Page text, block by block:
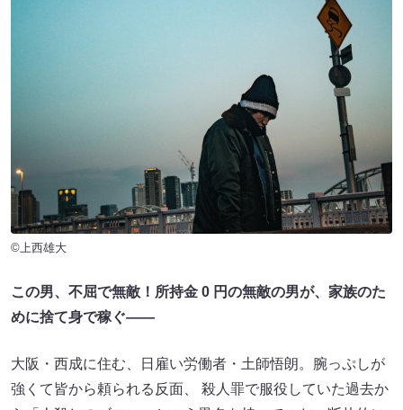
©上西雄大
この男、不屈で無敵！所持金 0 円の無敵の男が、家族のた
めに捨て身で稼ぐ——
大阪・西成に住む、日雇い労働者・土師悟朗。腕っぷしが
強くて皆から頼られる反面、 殺人罪で服役していた過去か